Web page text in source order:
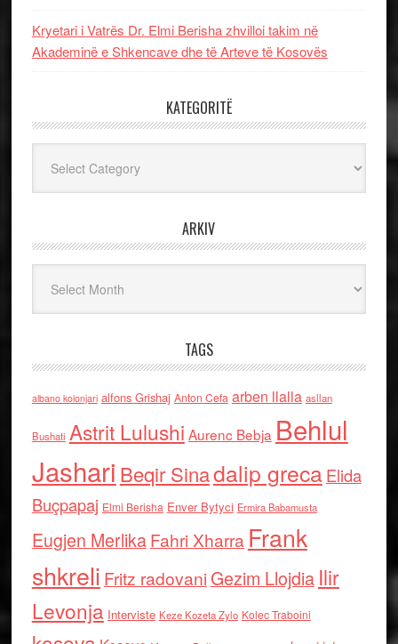
Kryetari i Vatrës Dr. Elmi Berisha zhvilloi takim në
Akademinë e Shkencave dhe të Arteve të Kosovës
KATEGORITË
ARKIV
TAGS
albano kolonjari alfons Grishaj Anton Cefa arben llalla asllan
Bushati Astrit Lulushi Aurenc Bebja Behlul
Jashari Beqir Sinadalip grecaElida
Buçpapaj Elmi Berisha Enver Bytyci Ermira Babamusta
Eugjen MerlikaFahri Xharra Frank
shkreli Fritz radovaniGezim Llojdia Ilir
Levonja Interviste Keze Kozeta Zylo Kolec Traboini